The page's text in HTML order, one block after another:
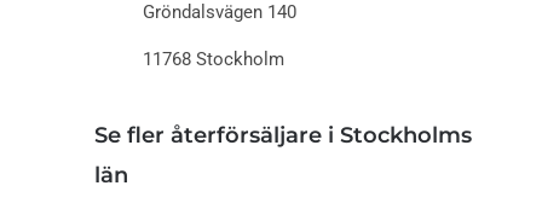
Gröndalsvägen 140
11768 Stockholm
Se fler återförsäljare i Stockholms
län